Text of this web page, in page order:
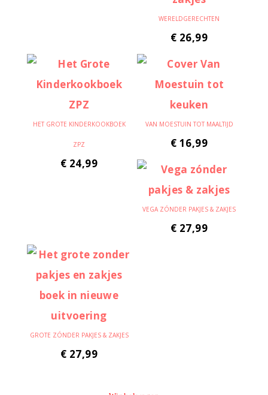
WERELDGERECHTEN
€ 26,99
HET GROTE KINDERKOOKBOEK
ZPZ
€ 24,99
VAN MOESTUIN TOT MAALTIJD
€ 16,99
VEGA ZÓNDER PAKJES & ZAKJES
€ 27,99
GROTE ZÓNDER PAKJES & ZAKJES
€ 27,99